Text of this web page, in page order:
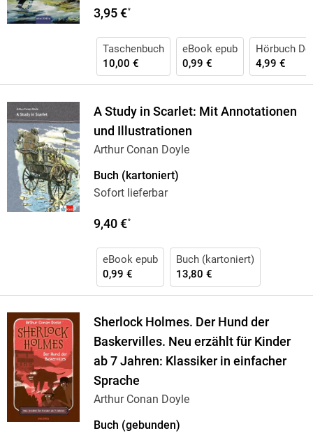
3,95 €*
Taschenbuch
10,00 €
eBook epub
0,99 €
Hörbuch
4,99 €
A Study in Scarlet: Mit Annotationen
und Illustrationen
Arthur Conan Doyle
Buch (kartoniert)
Sofort lieferbar
9,40 €*
eBook epub
0,99 €
Buch (kartoniert)
13,80 €
Sherlock Holmes. Der Hund der
Baskervilles. Neu erzählt für Kinder
ab 7 Jahren: Klassiker in einfacher
Sprache
Arthur Conan Doyle
Buch (gebunden)